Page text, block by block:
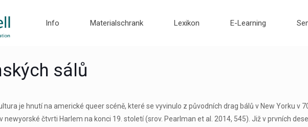
Info Materialschrank Lexikon E-Learning
sálů
je hnutí na americké queer scéně, které se vyvinulo z původních drag bálů v New Yorku v
newyorské čtvrti Harlem na konci 19. století (srov. Pearlman et al. 2014, 545). Již v prvních